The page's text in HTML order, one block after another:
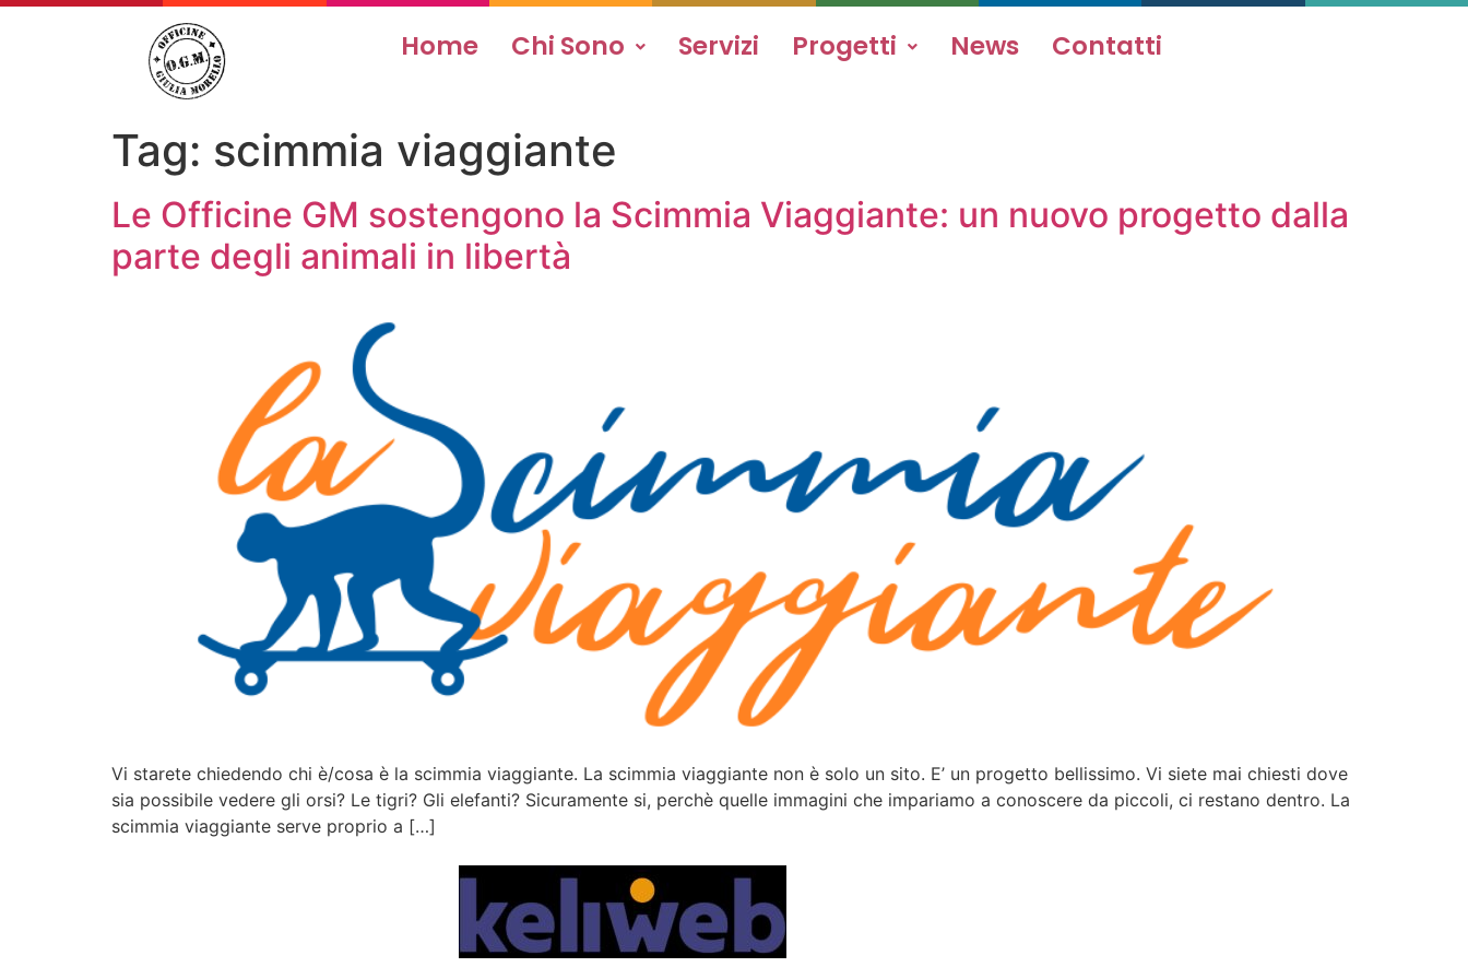
Home Chi Sono Servizi Progetti News Contatti
Tag: scimmia viaggiante
Le Officine GM sostengono la Scimmia Viaggiante: un nuovo progetto dalla
parte degli animali in libertà
Vi starete chiedendo chi è/cosa è la scimmia viaggiante. La scimmia viaggiante non è solo un sito. E’ un progetto bellissimo. Vi siete mai chiesti dove
sia possibile vedere gli orsi? Le tigri? Gli elefanti? Sicuramente si, perchè quelle immagini che impariamo a conoscere da piccoli, ci restano dentro. La
scimmia viaggiante serve proprio a […]